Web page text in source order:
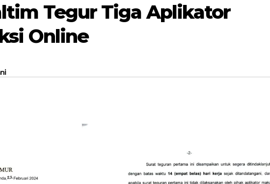
Tegur Tiga Aplikator
Online